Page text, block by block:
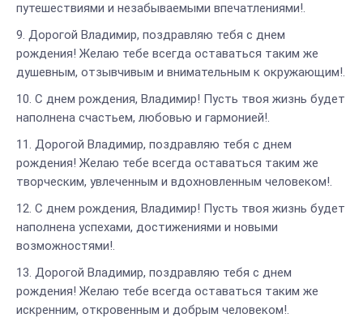
путешествиями и незабываемыми впечатлениями!.
Дорогой Владимир, поздравляю тебя с днем
рождения! Желаю тебе всегда оставаться таким же
душевным, отзывчивым и внимательным к окружающим!.
С днем рождения, Владимир! Пусть твоя жизнь будет
наполнена счастьем, любовью и гармонией!.
Дорогой Владимир, поздравляю тебя с днем
рождения! Желаю тебе всегда оставаться таким же
творческим, увлеченным и вдохновленным человеком!.
С днем рождения, Владимир! Пусть твоя жизнь будет
наполнена успехами, достижениями и новыми
возможностями!.
Дорогой Владимир, поздравляю тебя с днем
рождения! Желаю тебе всегда оставаться таким же
искренним, откровенным и добрым человеком!.